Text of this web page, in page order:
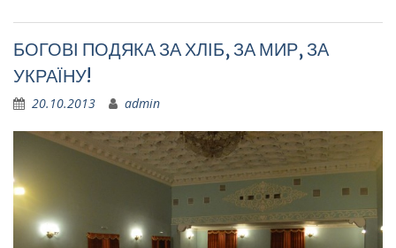
БОГОВІ ПОДЯКА ЗА ХЛІБ, ЗА МИР, ЗА
УКРАЇНУ!
20.10.2013 admin